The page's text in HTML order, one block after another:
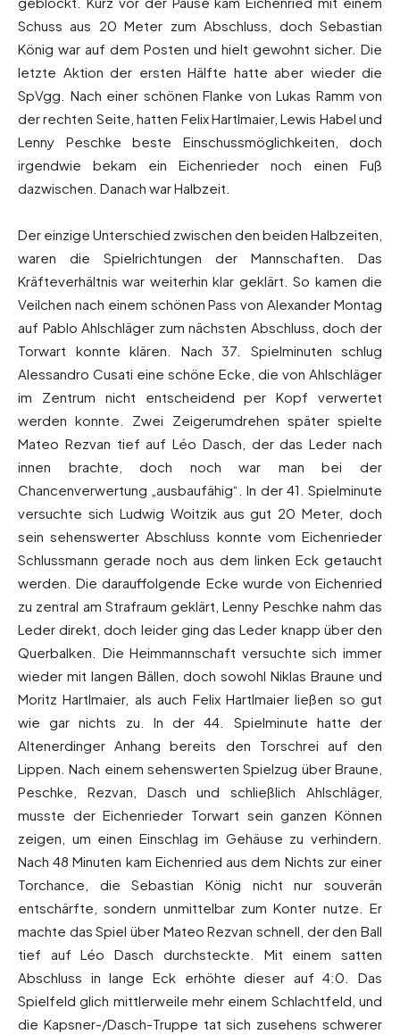
Schuss aus 20 Meter zum Abschluss, doch Sebastian
König war auf dem Posten und hielt gewohnt sicher. Die
letzte Aktion der ersten Hälfte hatte aber wieder die
SpVgg. Nach einer schönen Flanke von Lukas Ramm von
der rechten Seite, hatten Felix Hartlmaier, Lewis Habel und
Lenny Peschke beste Einschussmöglichkeiten, doch
irgendwie bekam ein Eichenrieder noch einen Fuß
dazwischen. Danach war Halbzeit.
Der einzige Unterschied zwischen den beiden Halbzeiten,
waren die Spielrichtungen der Mannschaften. Das
Kräfteverhältnis war weiterhin klar geklärt. So kamen die
Veilchen nach einem schönen Pass von Alexander Montag
auf Pablo Ahlschläger zum nächsten Abschluss, doch der
Torwart konnte klären. Nach 37. Spielminuten schlug
Alessandro Cusati eine schöne Ecke, die von Ahlschläger
im Zentrum nicht entscheidend per Kopf verwertet
werden konnte. Zwei Zeigerumdrehen später spielte
Mateo Rezvan tief auf Léo Dasch, der das Leder nach
innen brachte, doch noch war man bei der
Chancenverwertung „ausbaufähig“. In der 41. Spielminute
versuchte sich Ludwig Woitzik aus gut 20 Meter, doch
sein sehenswerter Abschluss konnte vom Eichenrieder
Schlussmann gerade noch aus dem linken Eck getaucht
werden. Die darauffolgende Ecke wurde von Eichenried
zu zentral am Strafraum geklärt, Lenny Peschke nahm das
Leder direkt, doch leider ging das Leder knapp über den
Querbalken. Die Heimmannschaft versuchte sich immer
wieder mit langen Bällen, doch sowohl Niklas Braune und
Moritz Hartlmaier, als auch Felix Hartlmaier ließen so gut
wie gar nichts zu. In der 44. Spielminute hatte der
Altenerdinger Anhang bereits den Torschrei auf den
Lippen. Nach einem sehenswerten Spielzug über Braune,
Peschke, Rezvan, Dasch und schließlich Ahlschläger,
musste der Eichenrieder Torwart sein ganzen Können
zeigen, um einen Einschlag im Gehäuse zu verhindern.
Nach 48 Minuten kam Eichenried aus dem Nichts zur einer
Torchance, die Sebastian König nicht nur souverän
entschärfte, sondern unmittelbar zum Konter nutze. Er
machte das Spiel über Mateo Rezvan schnell, der den Ball
tief auf Léo Dasch durchsteckte. Mit einem satten
Abschluss in lange Eck erhöhte dieser auf 4:0. Das
Spielfeld glich mittlerweile mehr einem Schlachtfeld, und
die Kapsner-/Dasch-Truppe tat sich zusehens schwerer